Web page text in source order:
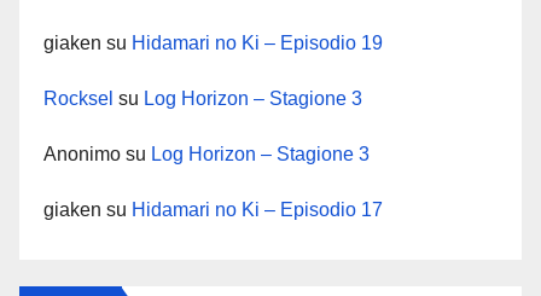
giaken su Hidamari no Ki – Episodio 19
Rocksel su Log Horizon – Stagione 3
Anonimo su Log Horizon – Stagione 3
giaken su Hidamari no Ki – Episodio 17